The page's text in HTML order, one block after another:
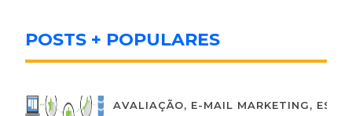
POSTS + POPULARES
AVALIAÇÃO, E-MAIL MARKETING,